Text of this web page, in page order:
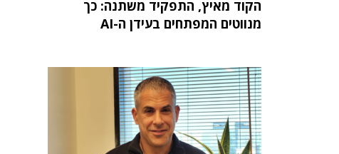
הקוד מאיץ, התפקיד משתנה: כך
מנווטים המפתחים בעידן ה-AI